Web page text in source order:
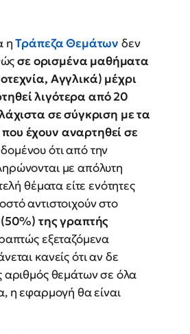
ηΤράπεζα Θεμάτων δεν
σε ορισμένα μαθήματα
Αγγλικά) μέχρι
λιγότερα από 20
σε σύγκριση με τα
έχουν αναρτηθεί σε
ότι από την
με απόλυτη
θέματα είτε ενότητες
αντιστοιχούν στο
της γραπτής
εξεταζόμενα
κανείς ότι αν δε
αριθμός θεμάτων σε όλα
η εφαρμογή θα είναι